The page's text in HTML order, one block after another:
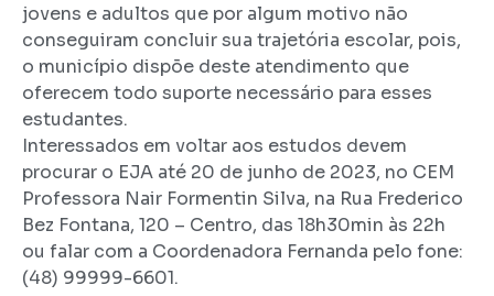
jovens e adultos que por algum motivo não
conseguiram concluir sua trajetória escolar, pois,
o município dispõe deste atendimento que
oferecem todo suporte necessário para esses
estudantes.
Interessados em voltar aos estudos devem
procurar o EJA até 20 de junho de 2023, no CEM
Professora Nair Formentin Silva, na Rua Frederico
Bez Fontana, 120 – Centro, das 18h30min às 22h
ou falar com a Coordenadora Fernanda pelo fone:
(48) 99999-6601.